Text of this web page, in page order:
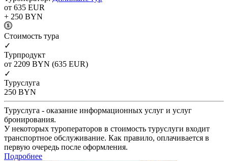
от 635 EUR
+ 250 BYN
Cтоимость тура
✓
Турпродукт
от 2209 BYN (635 EUR)
✓
Туруслуга
250 BYN
Туруслуга - оказание информационных услуг и услуг
бронирования.
У некоторых туроператоров в стоимость туруслуги входит
транспортное обслуживание. Как правило, оплачивается в
первую очередь после оформления.
Подробнее